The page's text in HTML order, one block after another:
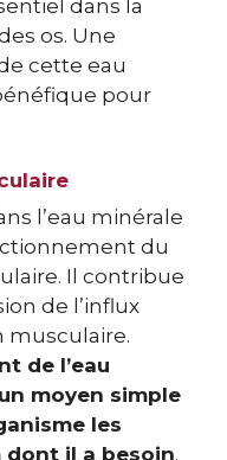
dans la
os. Une
cette eau
pour
l’eau minérale
du
Il contribue
de l’influx
musculaire.
de l’eau
moyen simple
les
dont il a besoin.